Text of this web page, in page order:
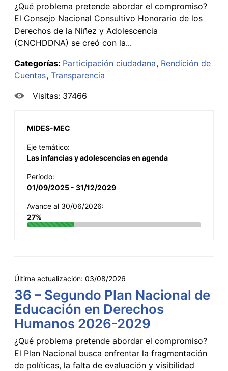
¿Qué problema pretende abordar el compromiso?
El Consejo Nacional Consultivo Honorario de los
Derechos de la Niñez y Adolescencia
(CNCHDDNA) se creó con la...
Categorías: Participación ciudadana Rendición de
Cuentas Transparencia
Visitas: 37466
MIDES-MEC
Eje temático:
Las infancias y adolescencias en agenda
Período:
01/09/2025 - 31/12/2029
Avance al 30/06/2026:
27%
Última actualización: 03/08/2026
36 – Segundo Plan Nacional de
Educación en Derechos
Humanos 2026-2029
¿Qué problema pretende abordar el compromiso?
El Plan Nacional busca enfrentar la fragmentación
de políticas, la falta de evaluación y visibilidad